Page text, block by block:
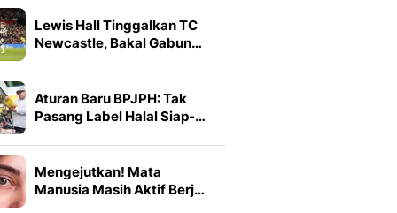
Lewis Hall Tinggalkan TC
Newcastle, Bakal Gabun…
Aturan Baru BPJPH: Tak
Pasang Label Halal Siap-…
Mengejutkan! Mata
Manusia Masih Aktif Berj…